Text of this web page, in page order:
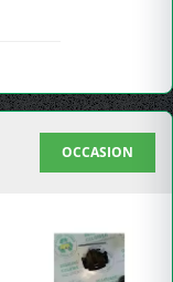
OCCASION